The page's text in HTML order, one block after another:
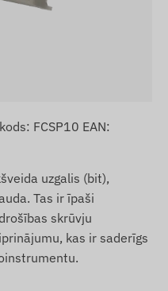
FCSP10 EAN:
uzgalis (bit),
Tas ir īpaši
skrūvju
kas ir saderīgs